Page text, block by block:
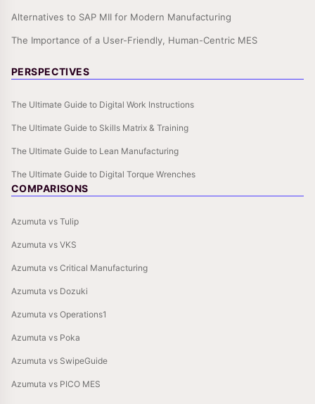
Alternatives to SAP MII for Modern Manufacturing
The Importance of a User-Friendly, Human-Centric MES
PERSPECTIVES
The Ultimate Guide to Digital Work Instructions
The Ultimate Guide to Skills Matrix & Training
The Ultimate Guide to Lean Manufacturing
The Ultimate Guide to Digital Torque Wrenches
COMPARISONS
Azumuta vs Tulip
Azumuta vs VKS
Azumuta vs Critical Manufacturing
Azumuta vs Dozuki
Azumuta vs Operations1
Azumuta vs Poka
Azumuta vs SwipeGuide
Azumuta vs PICO MES